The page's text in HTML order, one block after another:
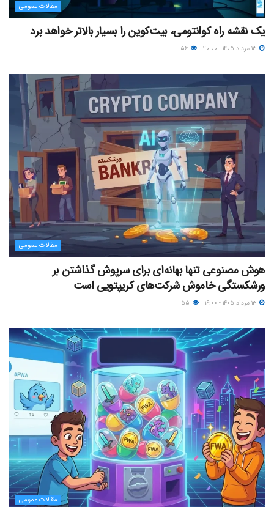
مقالات عمومی
یک نقشه راه کوانتومی، بیت‌کوین را بسیار بالاتر خواهد برد
مقالات عمومی
هوش مصنوعی تنها بهانه‌ای برای سرپوش گذاشتن بر
ورشکستگی خاموش شرکت‌های کریپتویی است
مقالات عمومی